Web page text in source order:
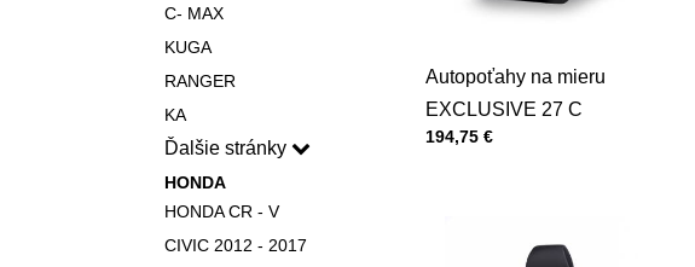
Autopoťahy na mieru
EXCLUSIVE 27 C
Cena s DPH
194,75 €
C- MAX
KUGA
RANGER
KA
Ďalšie stránky
HONDA
HONDA CR - V
CIVIC 2012 - 2017